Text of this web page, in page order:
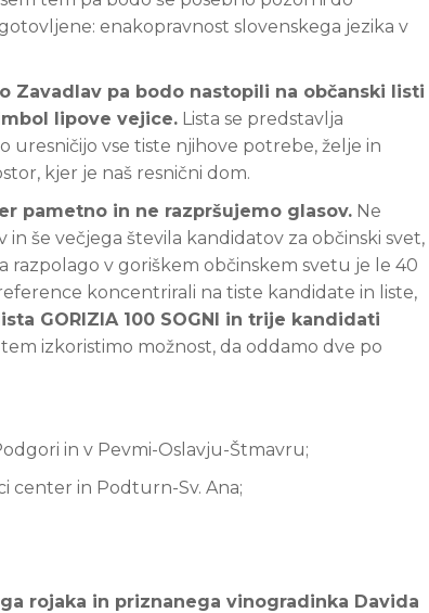
enakopravnost slovenskega jezika v
Zavadlav pa bodo nastopili na občanski listi
lipove vejice. Lista se predstavlja
vse tiste njihove potrebe, želje in
kjer je naš resnični dom.
pametno in ne razpršujemo glasov. Ne
še večjega števila kandidatov za občinski svet,
razpolago v goriškem občinskem svetu je le 40
koncentrirali na tiste kandidate in liste,
GORIZIA 100 SOGNI in trije kandidati
izkoristimo možnost, da oddamo dve po
in v Pevmi-Oslavju-Štmavru;
center in Podturn-Sv. Ana;
rojaka in priznanega vinogradinka Davida